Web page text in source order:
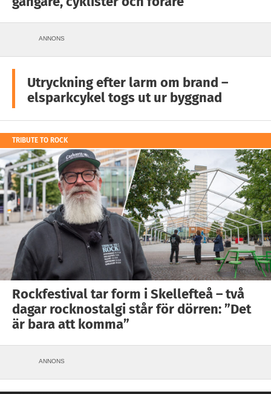
ANNONS
Utryckning efter larm om brand –
elsparkcykel togs ut ur byggnad
TRIBUTE TO ROCK
Rockfestival tar form i Skellefteå – två
dagar rocknostalgi står för dörren: ”Det
är bara att komma”
ANNONS